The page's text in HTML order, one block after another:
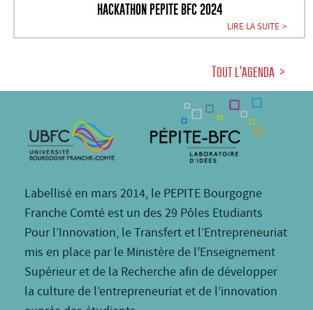
HACKATHON PEPITE BFC 2024
LIRE LA SUITE
Tout l'agenda
Labellisé en mars 2014, le PEPITE Bourgogne
Franche Comté est un des 29 Pôles Etudiants
Pour l’Innovation, le Transfert et l’Entrepreneuriat
mis en place par le Ministère de l'Enseignement
Supérieur et de la Recherche afin de développer
la culture de l’entrepreneuriat et de l’innovation